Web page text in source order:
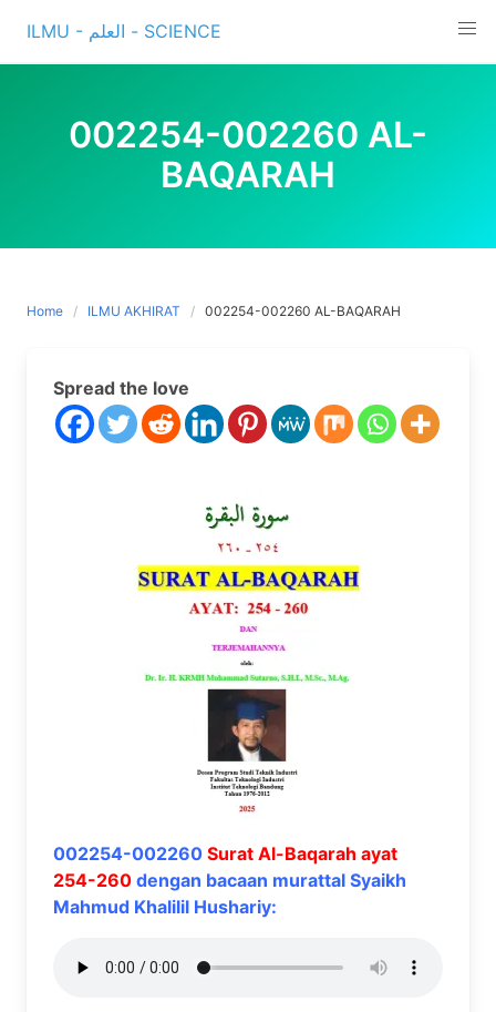
content
ILMU - العلم - SCIENCE
002254-002260 AL-
BAQARAH
Home ILMU AKHIRAT 002254-002260 AL-BAQARAH
Spread the love
002254-002260 Surat Al-Baqarah ayat
254-260 dengan bacaan murattal Syaikh
Mahmud Khalilil Hushariy: